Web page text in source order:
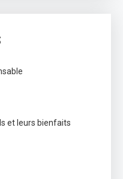
et leurs bienfaits